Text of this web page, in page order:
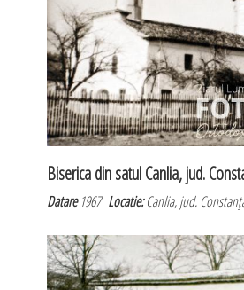
Biserica din satul Canlia, jud.
Datare1967Locatie:Canlia, jud.